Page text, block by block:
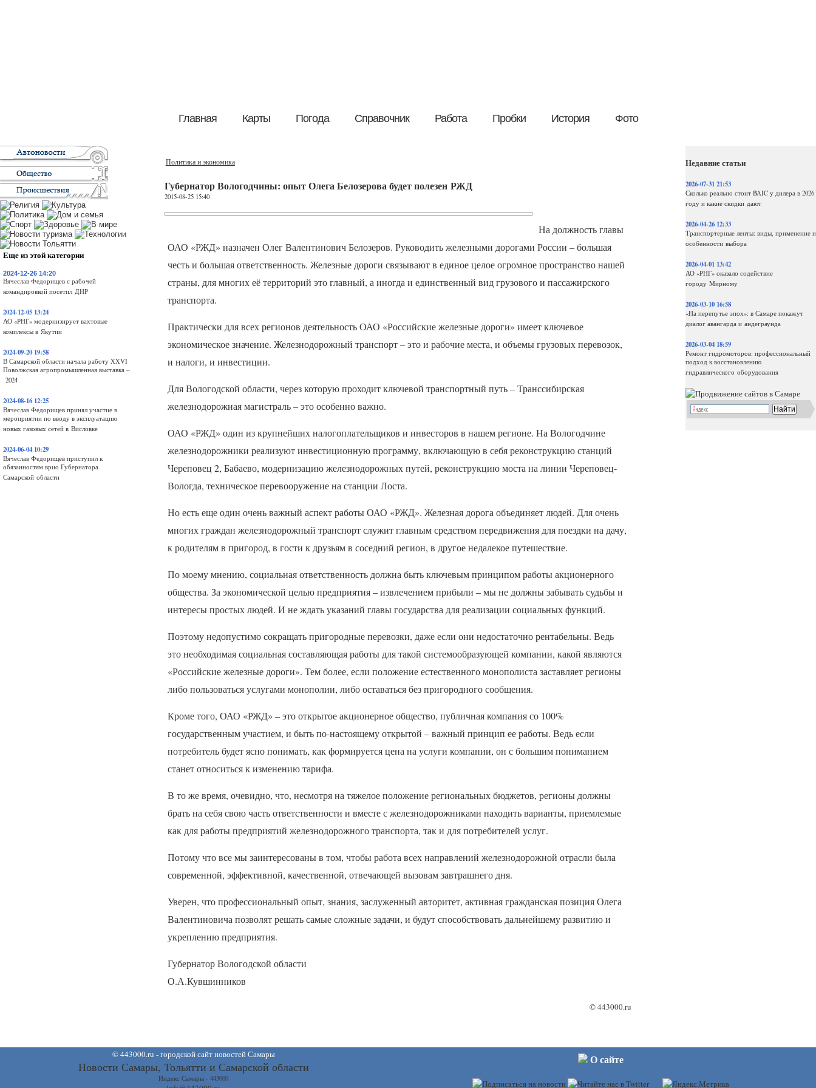
Главная Карты Погода Справочник Работа Пробки История Фото
Еще из этой категории
2024-12-26 14:20
Вячеслав Федорищев с рабочей
командировкой посетил ДНР
2024-12-05 13:24
АО «РНГ» модернизирует вахтовые
комплексы в Якутии
2024-09-20 19:58
В Самарской области начала работу XXVI
Поволжская агропромышленная выставка –
2024
2024-08-16 12:25
Вячеслав Федорищев принял участие в
мероприятии по вводу в эксплуатацию
новых газовых сетей в Висловке
2024-06-04 10:29
Вячеслав Федорищев приступил к
обязанностям врио Губернатора
Самарской области
Недавние статьи
2026-07-31 21:53
Сколько реально стоит BAIC у дилера в 2026
году и какие скидки дают
2026-04-26 12:33
Транспортерные ленты: виды, применение и
особенности выбора
2026-04-01 13:42
АО «РНГ» оказало содействие
городу Мирному
2026-03-10 16:58
«На перепутье эпох»: в Самаре покажут
диалог авангарда и андеграунда
2026-03-04 18:59
Ремонт гидромоторов: профессиональный
подход к восстановлению
гидравлического оборудования
Политика и экономика
Губернатор Вологодчины: опыт Олега Белозерова будет полезен РЖД
2015-08-25 15:40
На должность главы
ОАО «РЖД» назначен Олег Валентинович Белозеров. Руководить железными дорогами России – большая
честь и большая ответственность. Железные дороги связывают в единое целое огромное пространство нашей
страны, для многих её территорий это главный, а иногда и единственный вид грузового и пассажирского
транспорта.
Практически для всех регионов деятельностьОАО «Российские железные дороги» имеет ключевое
экономическое значение. Железнодорожный транспорт – это и рабочие места, и объемы грузовых перевозок,
и налоги, и инвестиции.
Для Вологодской области, через которую проходит ключевой транспортный путь – Транссибирская
железнодорожная магистраль – это особенно важно.
ОАО «РЖД» один из крупнейших налогоплательщиков и инвесторов в нашем регионе. На Вологодчине
железнодорожники реализуют инвестиционную программу, включающую в себя реконструкцию станций
Череповец 2, Бабаево, модернизацию железнодорожных путей, реконструкцию моста на линии Череповец-
Вологда, техническое перевооружение на станции Лоста.
Но есть еще один очень важный аспект работыОАО «РЖД». Железная дорога объединяет людей. Для очень
многих граждан железнодорожный транспорт служит главным средством передвижения для поездки на дачу,
к родителям в пригород, в гости к друзьям в соседний регион, в другое недалекое путешествие.
По моему мнению, социальная ответственность должна быть ключевым принципом работы акционерного
общества. За экономической целью предприятия – извлечением прибыли – мы не должны забывать судьбы и
интересы простых людей. И не ждать указаний главы государства для реализации социальных функций.
Поэтому недопустимо сокращать пригородные перевозки, даже если они недостаточно рентабельны. Ведь
это необходимая социальная составляющая работы для такой системообразующей компании, какой являются
«Российские железные дороги». Тем более, если положение естественного монополиста заставляет регионы
либо пользоваться услугами монополии, либо оставаться без пригородного сообщения.
Кроме того, ОАО «РЖД» – это открытое акционерное общество, публичная компания со 100%
государственным участием, и быть по-настоящему открытой – важный принцип ее работы. Ведь если
потребитель будет ясно понимать, как формируется цена на услуги компании, он с большим пониманием
станет относиться к изменению тарифа.
В то же время, очевидно, что, несмотря на тяжелое положение региональных бюджетов, регионы должны
брать на себя свою часть ответственности и вместе с железнодорожниками находить варианты, приемлемые
как для работы предприятий железнодорожного транспорта, так и для потребителей услуг.
Потому что все мы заинтересованы в том, чтобы работа всех направлений железнодорожной отрасли была
современной, эффективной, качественной, отвечающей вызовам завтрашнего дня.
Уверен, что профессиональный опыт, знания, заслуженный авторитет, активная гражданская позиция Олега
Валентиновича позволят решать самые сложные задачи, и будут способствовать дальнейшему развитию и
укреплению предприятия.
Губернатор Вологодской области
О.А.Кувшинников
©443000.ru
©443000.ru - городской сайт новостей Самары
Новости Самары, Тольятти и Самарской области
Индекс Самары - 443000
О сайте